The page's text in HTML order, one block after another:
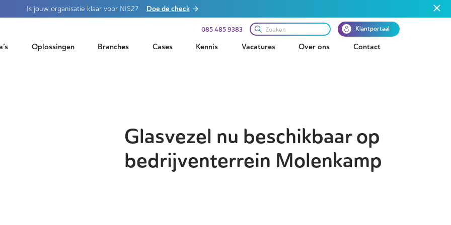
Is jouw organisatie klaar voor NIS2? Doe de check
085 485 9383 Klantportaal
Oplossingen Branches Cases Kennis Vacatures Over ons Contact
Glasvezel nu beschikbaar op
bedrijventerrein Molenkamp